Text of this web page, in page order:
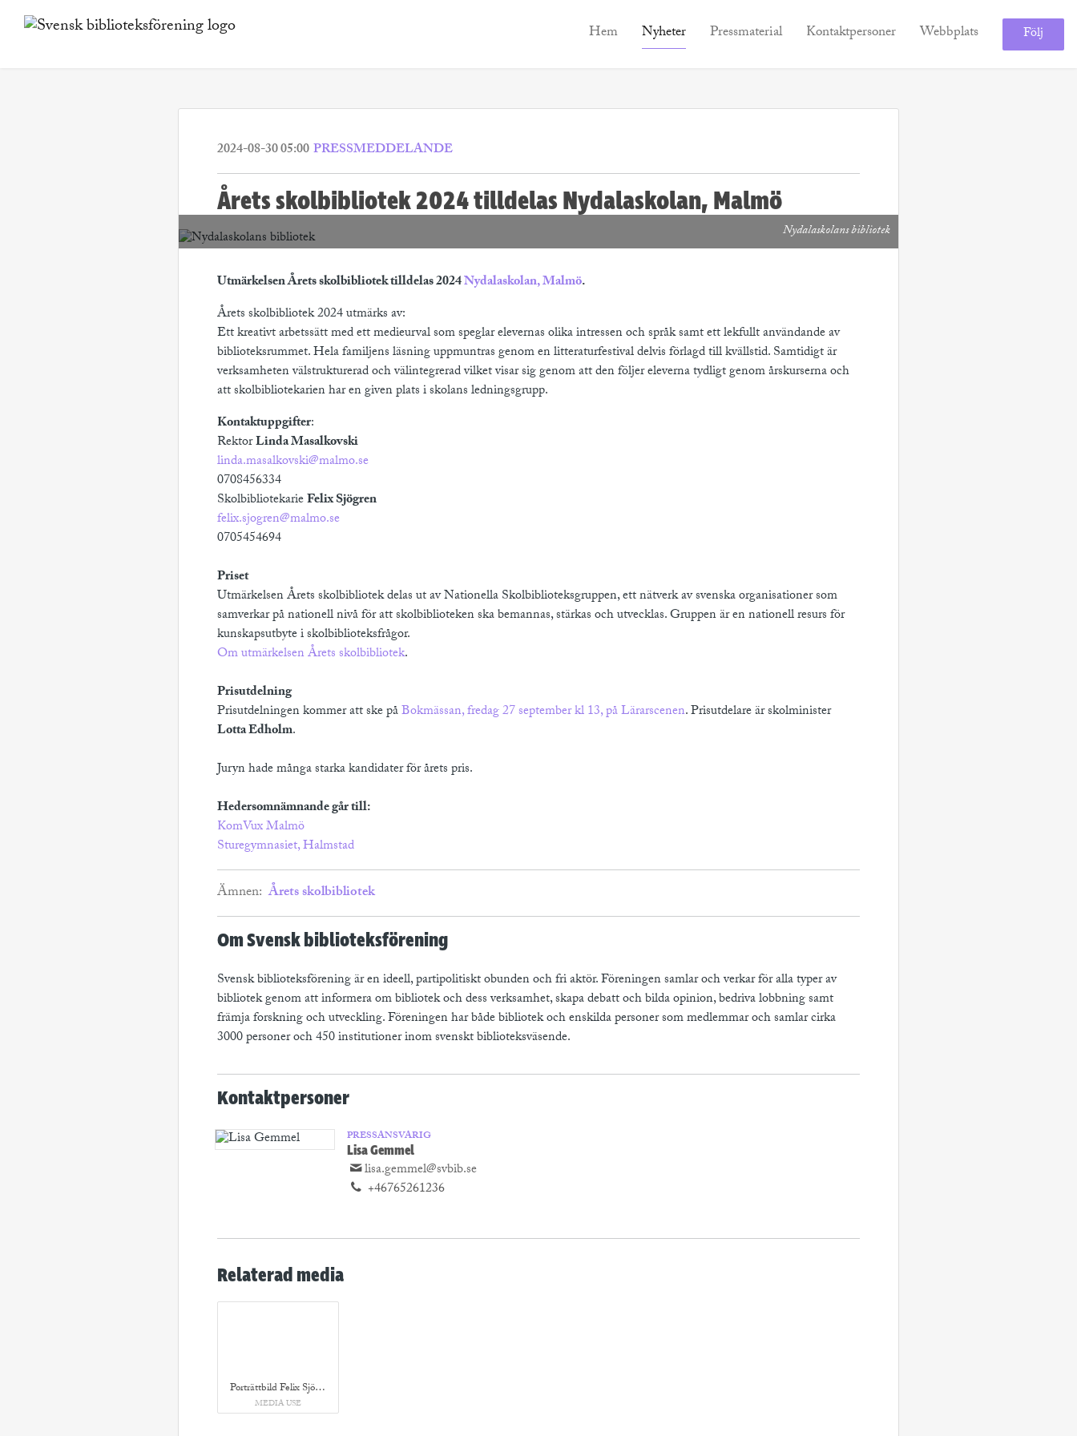
Hem Nyheter Pressmaterial Kontaktpersoner Webbplats Följ
2024-08-30 05:00PRESSMEDDELANDE
Årets skolbibliotek 2024 tilldelas Nydalaskolan, Malmö
Nydalaskolans bibliotek
Utmärkelsen Årets skolbibliotek tilldelas 2024Nydalaskolan, Malmö.
Årets skolbibliotek 2024 utmärks av:
Ett kreativt arbetssätt med ett medieurval som speglar elevernas olika intressen och språk samt ett lekfullt användande av
biblioteksrummet. Hela familjens läsning uppmuntras genom en litteraturfestival delvis förlagd till kvällstid. Samtidigt är
verksamheten välstrukturerad och välintegrerad vilket visar sig genom att den följer eleverna tydligt genom årskurserna och
att skolbibliotekarien har en given plats i skolans ledningsgrupp.
Kontaktuppgifter:
RektorLinda Masalkovski
linda.masalkovski@malmo.se
0708456334
SkolbibliotekarieFelix Sjögren
felix.sjogren@malmo.se
0705454694
Priset
Utmärkelsen Årets skolbibliotek delas ut av Nationella Skolbiblioteksgruppen, ett nätverk av svenska organisationer som
samverkar på nationell nivå för att skolbiblioteken ska bemannas, stärkas och utvecklas. Gruppen är en nationell resurs för
kunskapsutbyte i skolbiblioteksfrågor.
Om utmärkelsen Årets skolbibliotek.
Prisutdelning
Prisutdelningen kommer att ske påBokmässan, fredag 27 september kl 13, på Lärarscenen. Prisutdelare är skolminister
Lotta Edholm.
Juryn hade många starka kandidater för årets pris.
Hedersomnämnande går till:
KomVux Malmö
Sturegymnasiet, Halmstad
Ämnen: Årets skolbibliotek
Om Svensk biblioteksförening
Svensk biblioteksförening är en ideell, partipolitiskt obunden och fri aktör. Föreningen samlar och verkar för alla typer av
bibliotek genom att informera om bibliotek och dess verksamhet, skapa debatt och bilda opinion, bedriva lobbning samt
främja forskning och utveckling. Föreningen har både bibliotek och enskilda personer som medlemmar och samlar cirka
3000 personer och 450 institutioner inom svenskt biblioteksväsende.
Kontaktpersoner
PRESSANSVARIG
Lisa Gemmel
lisa.gemmel@svbib.se
+46765261236
Relaterad media
Porträttbild Felix Sjöström
MEDIA USE